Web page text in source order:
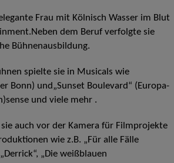
Frau mit Kölnisch Wasser im Blut
dem Beruf verfolgte sie
Bühnenausbildung.
spielte sie in Musicals wie
Bonn) und„Sunset Boulevard“ (Europa-
und viele mehr .
auch vor der Kamera für Filmprojekte
wie z.B. „Für alle Fälle
„Die weißblauen